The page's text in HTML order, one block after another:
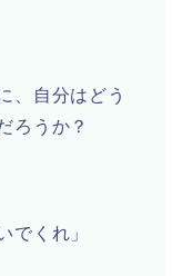
、自分はどう
ろうか？
でくれ」